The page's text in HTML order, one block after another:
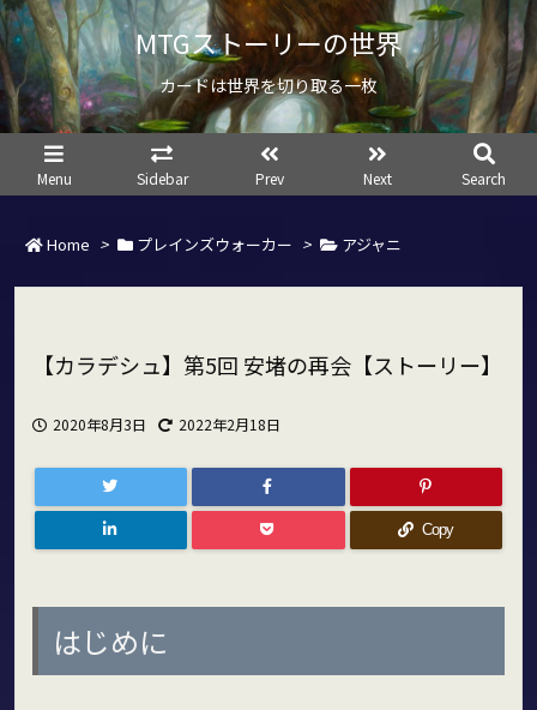
MTGストーリーの世界
カードは世界を切り取る一枚
Menu Sidebar Prev Next Search
Home > プレインズウォーカー > アジャニ
【カラデシュ】第5回 安堵の再会【ストーリー】
2020年8月3日 2022年2月18日
Copy
はじめに